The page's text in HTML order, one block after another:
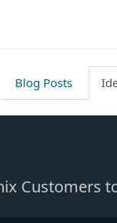
Blog Posts
Customers